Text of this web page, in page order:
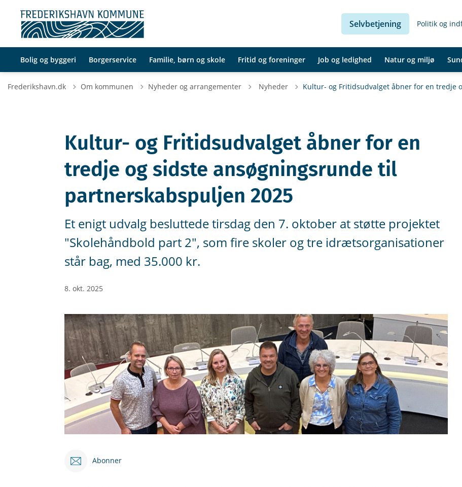
Selvbetjening Politik og
Bolig og byggeri Borgerservice Familie, børn og skole Fritid og foreninger Job og ledighed Natur og miljø
Frederikshavn.dk Om kommunen Nyheder og arrangementer Tilbage til
Nyheder Kultur- og Fritidsudvalget åbner for en tredje
Kultur- og Fritidsudvalget åbner for en
tredje og sidste ansøgningsrunde til
partnerskabspuljen 2025
Et enigt udvalg besluttede tirsdag den 7. oktober at støtte projektet
"Skolehåndbold part 2", som fire skoler og tre idrætsorganisationer
står bag, med 35.000 kr.
8. okt. 2025
Abonner